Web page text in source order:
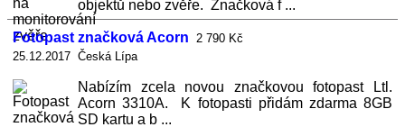
objektů nebo zvěře. Značková f ...
Fotopast značková Acorn 2 790 Kč
25.12.2017 Česká Lípa
Nabízím zcela novou značkovou fotopast Ltl.
Acorn 3310A. K fotopasti přidám zdarma 8GB
SD kartu a b ...